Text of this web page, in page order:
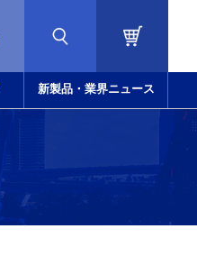
新製品・業界ニュース